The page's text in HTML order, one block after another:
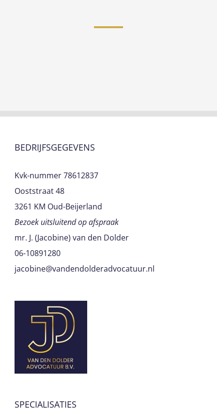
BEDRIJFSGEGEVENS
Kvk-nummer 78612837
Ooststraat 48
3261 KM Oud-Beijerland
Bezoek uitsluitend op afspraak
mr. J. (Jacobine) van den Dolder
06-10891280
jacobine@vandendolderadvocatuur.nl
SPECIALISATIES